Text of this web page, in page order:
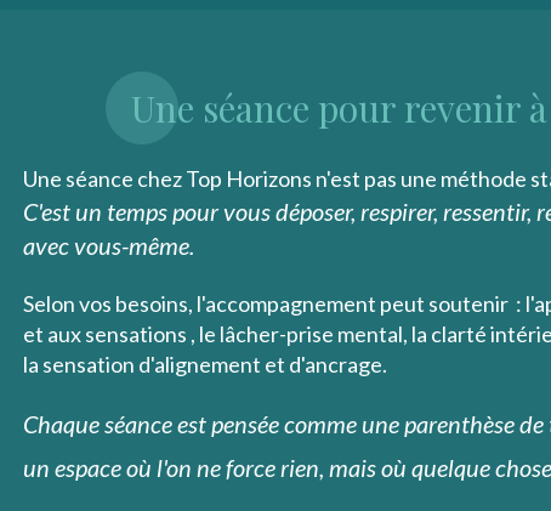
Une séance pour revenir
Une séance chez Top Horizons n'est pas une méthode
C'est un temps pour vous déposer, respirer,
avec vous-même.
Selon vos besoins, l'accompagnement peut soutenir :
et aux sensations , le lâcher-prise mental, la clarté
la sensation d'alignement et d'ancrage.
Chaque séance est pensée comme une parenthèse
un espace où l'on ne force rien, mais où quelque